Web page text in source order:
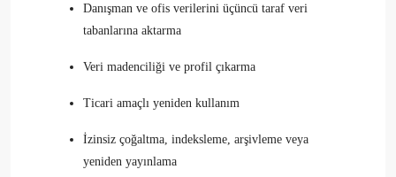
Danışman ve ofis verilerini üçüncü taraf veri
tabanlarına aktarma
Veri madenciliği ve profil çıkarma
Ticari amaçlı yeniden kullanım
İzinsiz çoğaltma, indeksleme, arşivleme veya
yeniden yayınlama